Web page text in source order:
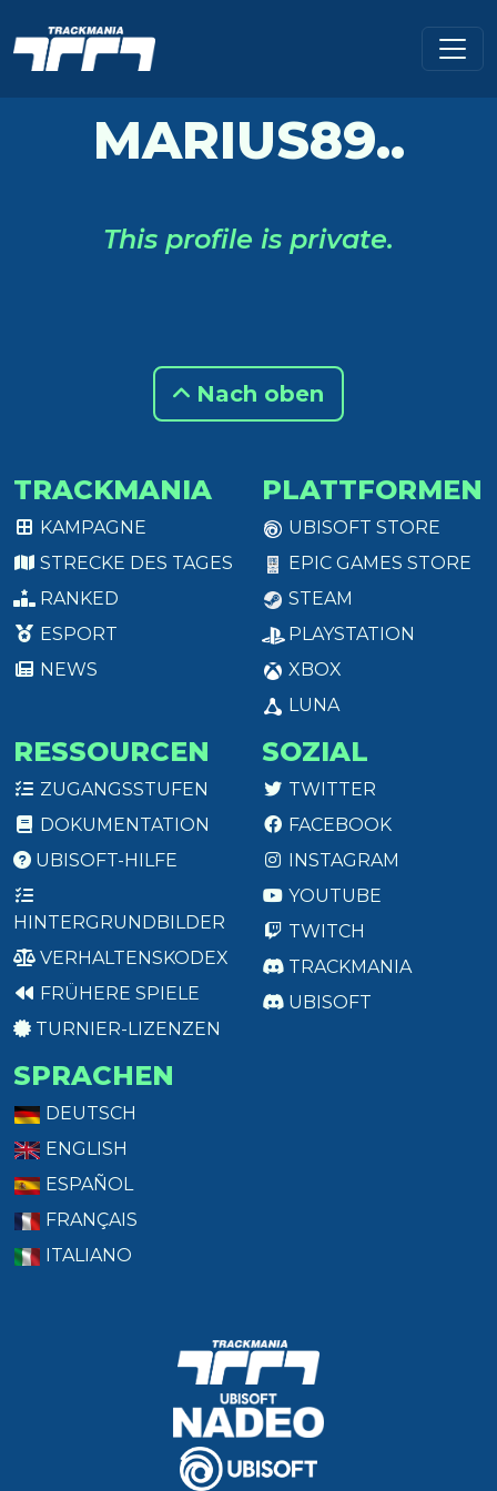
MARIUS89..
This profile is private.
Nach oben
TRACKMANIA
KAMPAGNE
STRECKE DES TAGES
RANKED
ESPORT
NEWS
PLATTFORMEN
UBISOFT STORE
EPIC GAMES STORE
STEAM
PLAYSTATION
XBOX
LUNA
RESSOURCEN
ZUGANGSSTUFEN
DOKUMENTATION
UBISOFT-HILFE
HINTERGRUNDBILDER
VERHALTENSKODEX
FRÜHERE SPIELE
TURNIER-LIZENZEN
SOZIAL
TWITTER
FACEBOOK
INSTAGRAM
YOUTUBE
TWITCH
TRACKMANIA
UBISOFT
SPRACHEN
DEUTSCH
ENGLISH
ESPAÑOL
FRANÇAIS
ITALIANO